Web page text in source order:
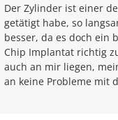
Der Zylinder ist einer
getätigt habe, so
besser, da es doch ein
Chip Implantat richtig
auch an mir liegen,
an keine Probleme mit